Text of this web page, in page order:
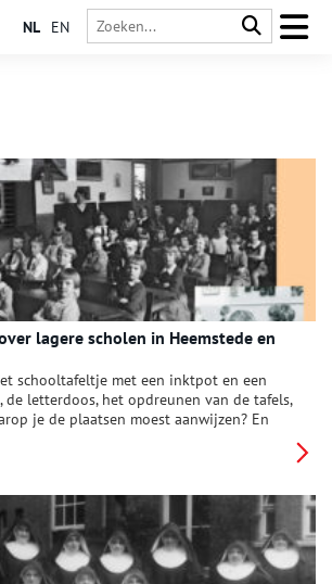
NL EN
lagere scholen in Heemstede en
schooltafeltje met een inktpot en een
letterdoos, het opdreunen van de tafels,
je de plaatsen moest aanwijzen? En